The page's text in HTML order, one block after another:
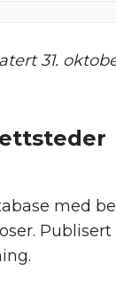
31.
med